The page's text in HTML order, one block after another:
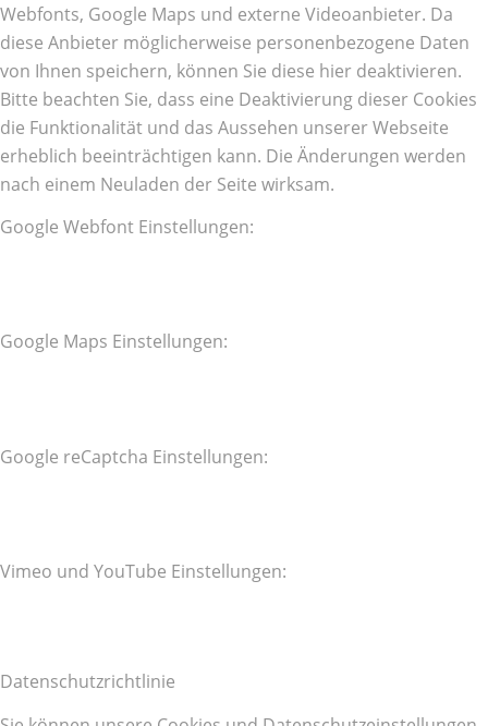
Webfonts, Google Maps und externe Videoanbieter. Da
diese Anbieter möglicherweise personenbezogene Daten
von Ihnen speichern, können Sie diese hier deaktivieren.
Bitte beachten Sie, dass eine Deaktivierung dieser Cookies
die Funktionalität und das Aussehen unserer Webseite
erheblich beeinträchtigen kann. Die Änderungen werden
nach einem Neuladen der Seite wirksam.
Google Webfont Einstellungen:
Google Maps Einstellungen:
Google reCaptcha Einstellungen:
Vimeo und YouTube Einstellungen:
Datenschutzrichtlinie